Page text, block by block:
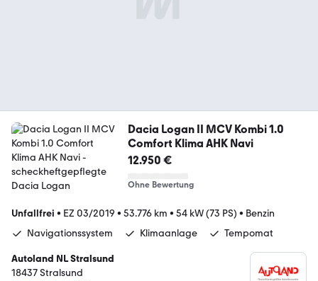
Dacia Logan II MCV Kombi 1.0
Comfort Klima AHK Navi
12.950 €
Ohne Bewertung
Unfallfrei • EZ 03/2019 • 53.776 km • 54 kW (73 PS) • Benzin
Navigationssystem
Klimaanlage Tempomat
Autoland NL Stralsund
18437 Stralsund